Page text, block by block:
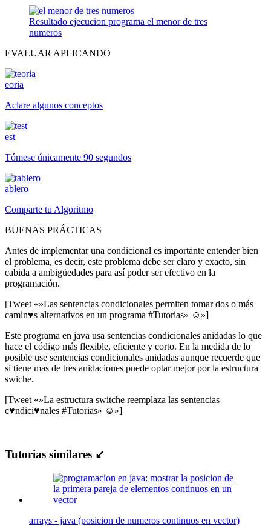
Resultado ejecucion programa el menor de tres
numeros
EVALUAR APLICANDO
eoria
Aclare algunos conceptos
est
Tómese únicamente 90 segundos
ablero
Comparte tu Algoritmo
BUENAS PRÁCTICAS
Antes de implementar una condicional es importante entender bien
el problema, es decir, este problema debe ser claro y exacto, sin
cabida a ambigüedades para así poder ser efectivo en la
programación.
[Tweet «»Las sentencias condicionales permiten tomar dos o más
camin♥s alternativos en un programa #Tutorias» ☺»]
Este programa en java usa sentencias condicionales anidadas lo que
hace el código más flexible, eficiente y corto. En la medida de lo
posible use sentencias condicionales anidadas aunque recuerde que
si tiene mas de tres anidaciones puede optar mejor por la estructura
swiche.
[Tweet «»La estructura switche reemplaza las sentencias
c♥ndici♥nales #Tutorias» ☺»]
Tutorias similares ↙
arrays - java (posicion de numeros continuos en vector)